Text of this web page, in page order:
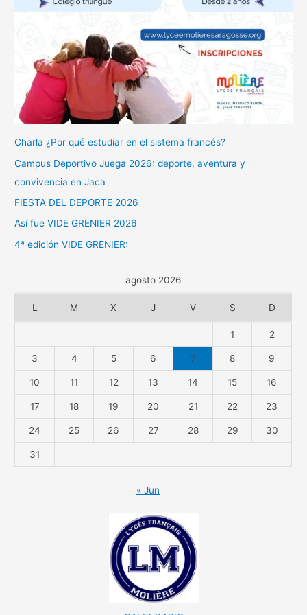
Charla ¿Por qué estudiar en el sistema francés?
Campus Deportivo Juega 2026: deporte, aventura y
convivencia en Jaca
FIESTA DEL DEPORTE 2026
Así fue VIDE GRENIER 2026
4ª edición VIDE GRENIER:
agosto 2026
L M X J V S D
1 2
3 4 5 6 7 8 9
10 11 12 13 14 15 16
17 18 19 20 21 22 23
24 25 26 27 28 29 30
31
« Jun